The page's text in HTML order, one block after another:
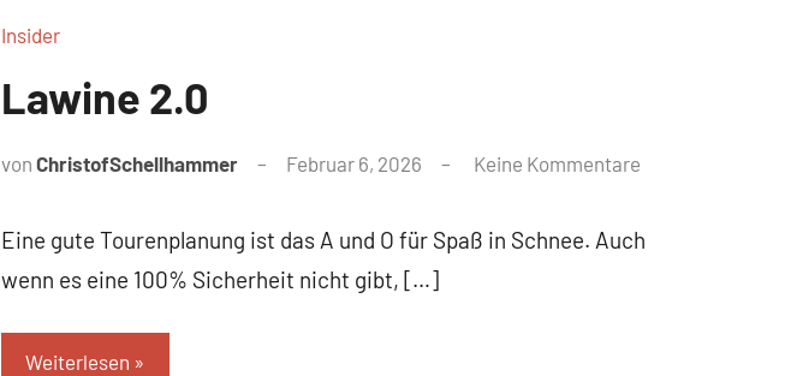
Insider
Lawine 2.0
von ChristofSchellhammer Februar 6, 2026 Keine Kommentare
Eine gute Tourenplanung ist das A und O für Spaß in Schnee. Auch
wenn es eine 100% Sicherheit nicht gibt, […]
Weiterlesen